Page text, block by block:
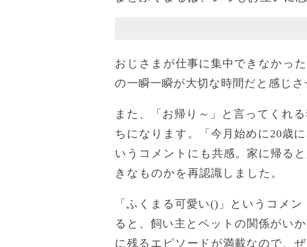
おじさまが仕事に集中できなかっ
の一瞬一瞬が大切な時間だと感じさ
また、「お帰り～」と言ってくれ
ちになります。「今月始めに20歳
いうコメントにも共感。家に帰る
きなものかを再認識しました。
「ふくまる可愛い()」というコメ
ると、飼い主とペットの関係がい
に残るエピソードが満載なので、